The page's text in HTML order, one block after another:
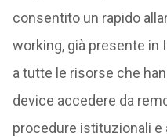
consentito un rapido
working, già presente in
a tutte le risorse che
device accedere da
procedure istituzionali e